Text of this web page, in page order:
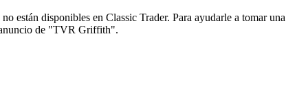
están disponibles en Classic Trader. Para ayudarle a tomar
de "TVR Griffith".